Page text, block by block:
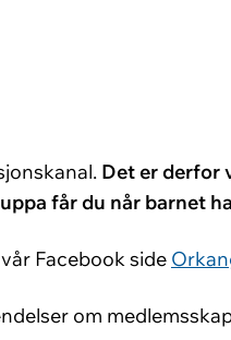
Det er derfor
får du når barnet
Facebook side
om